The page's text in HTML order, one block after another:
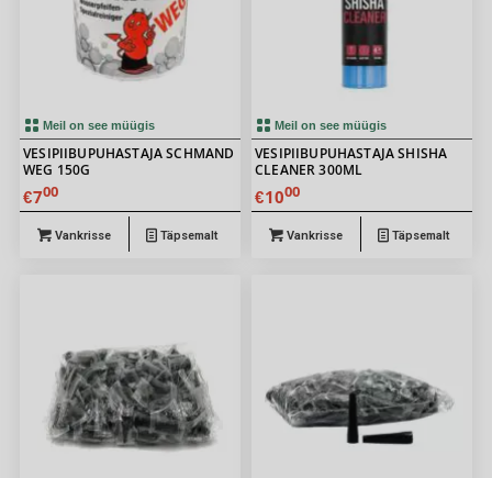
Meil on see müügis
VESIPIIBUPUHASTAJA SCHMAND
WEG 150G
€700
Vankrisse Täpsemalt
Meil on see müügis
VESIPIIBUPUHASTAJA SHISHA
CLEANER 300ML
€1000
Vankrisse Täpsemalt